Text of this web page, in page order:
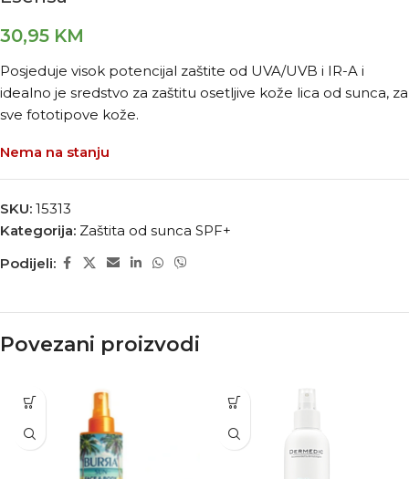
30,95 KM
Posjeduje visok potencijal zaštite od UVA/UVB i IR-A i
idealno je sredstvo za zaštitu osetljive kože lica od sunca, za
sve fototipove kože.
Nema na stanju
SKU: 15313
Kategorija: Zaštita od sunca SPF+
Podijeli:
Povezani proizvodi